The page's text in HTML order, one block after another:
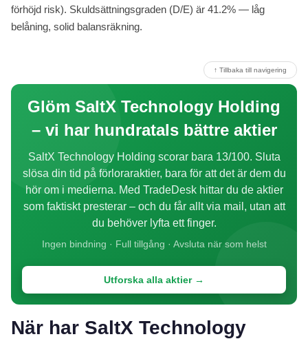
förhöjd risk). Skuldsättningsgraden (D/E) är 41.2% — låg
belåning, solid balansräkning.
↑ Tillbaka till navigering
Glöm SaltX Technology Holding
– vi har hundratals bättre aktier
SaltX Technology Holding scorar bara 13/100. Sluta
slösa din tid på förloraraktier, bara för att det är dem du
hör om i medierna. Med TradeDesk hittar du de aktier
som faktiskt presterar – och du får allt via mail, utan att
du behöver lyfta ett finger.
Ingen bindning · Full tillgång · Avsluta när som helst
Utforska alla aktier →
När har SaltX Technology